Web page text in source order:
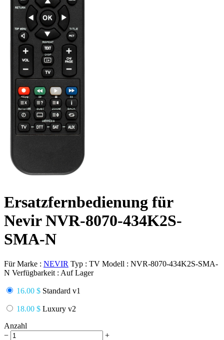
Ersatzfernbedienung für
Nevir NVR-8070-434K2S-
SMA-N
Für Marke : NEVIR Typ : TV Modell : NVR-8070-434K2S-SMA-
N Verfügbarkeit : Auf Lager
16.00 $ Standard v1
18.00 $ Luxury v2
Anzahl
−
+